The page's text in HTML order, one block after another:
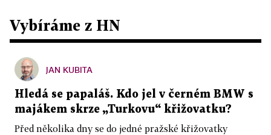
Vybíráme z HN
JAN KUBITA
Hledá se papaláš. Kdo jel v černém BMW s
majákem skrze „Turkovu“ křižovatku?
Před několika dny se do jedné pražské křižovatky